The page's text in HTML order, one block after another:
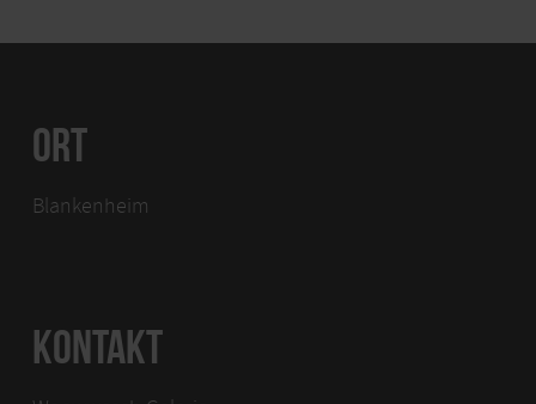
ORT
Blankenheim
KONTAKT